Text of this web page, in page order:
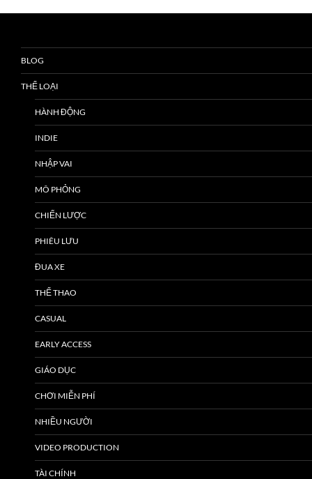
BLOG
THỂ LOẠI
HÀNH ĐỘNG
INDIE
NHẬP VAI
MÔ PHỎNG
CHIẾN LƯỢC
PHIÊU LƯU
ĐUA XE
THỂ THAO
CASUAL
EARLY ACCESS
GIÁO DỤC
CHƠI MIỄN PHÍ
NHIỀU NGƯỜI
VIDEO PRODUCTION
TÀI CHÍNH